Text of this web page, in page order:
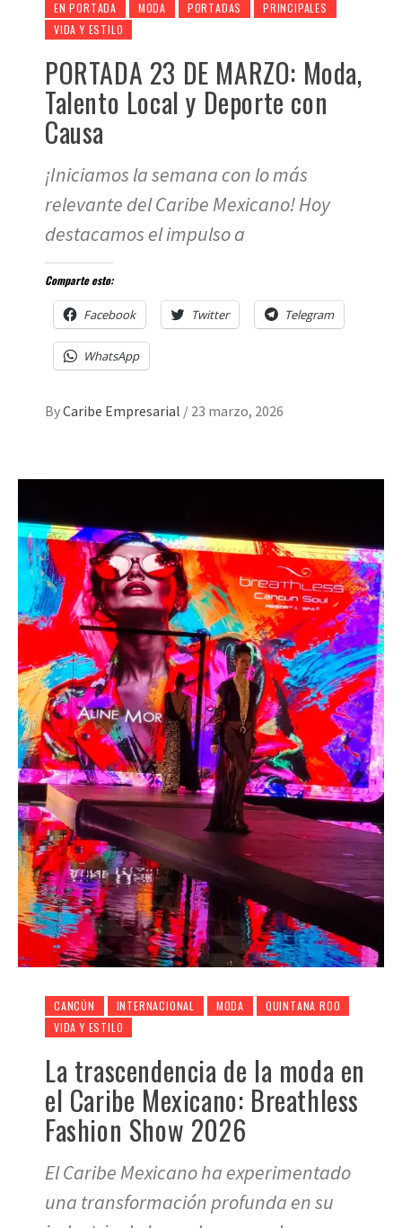
EN PORTADA MODA PORTADAS
PRINCIPALES
VIDA Y ESTILO
PORTADA 23 DE MARZO: Moda,
Talento Local y Deporte con
Causa
¡Iniciamos la semana con lo más
relevante del Caribe Mexicano! Hoy
destacamos el impulso a
Comparte esto:
Facebook Twitter Telegram
WhatsApp
ByCaribe Empresarial / 23 marzo, 2026
CANCÚN INTERNACIONAL MODA
QUINTANA ROO
VIDA Y ESTILO
La trascendencia de la moda en
el Caribe Mexicano: Breathless
Fashion Show 2026
El Caribe Mexicano ha experimentado
una transformación profunda en su